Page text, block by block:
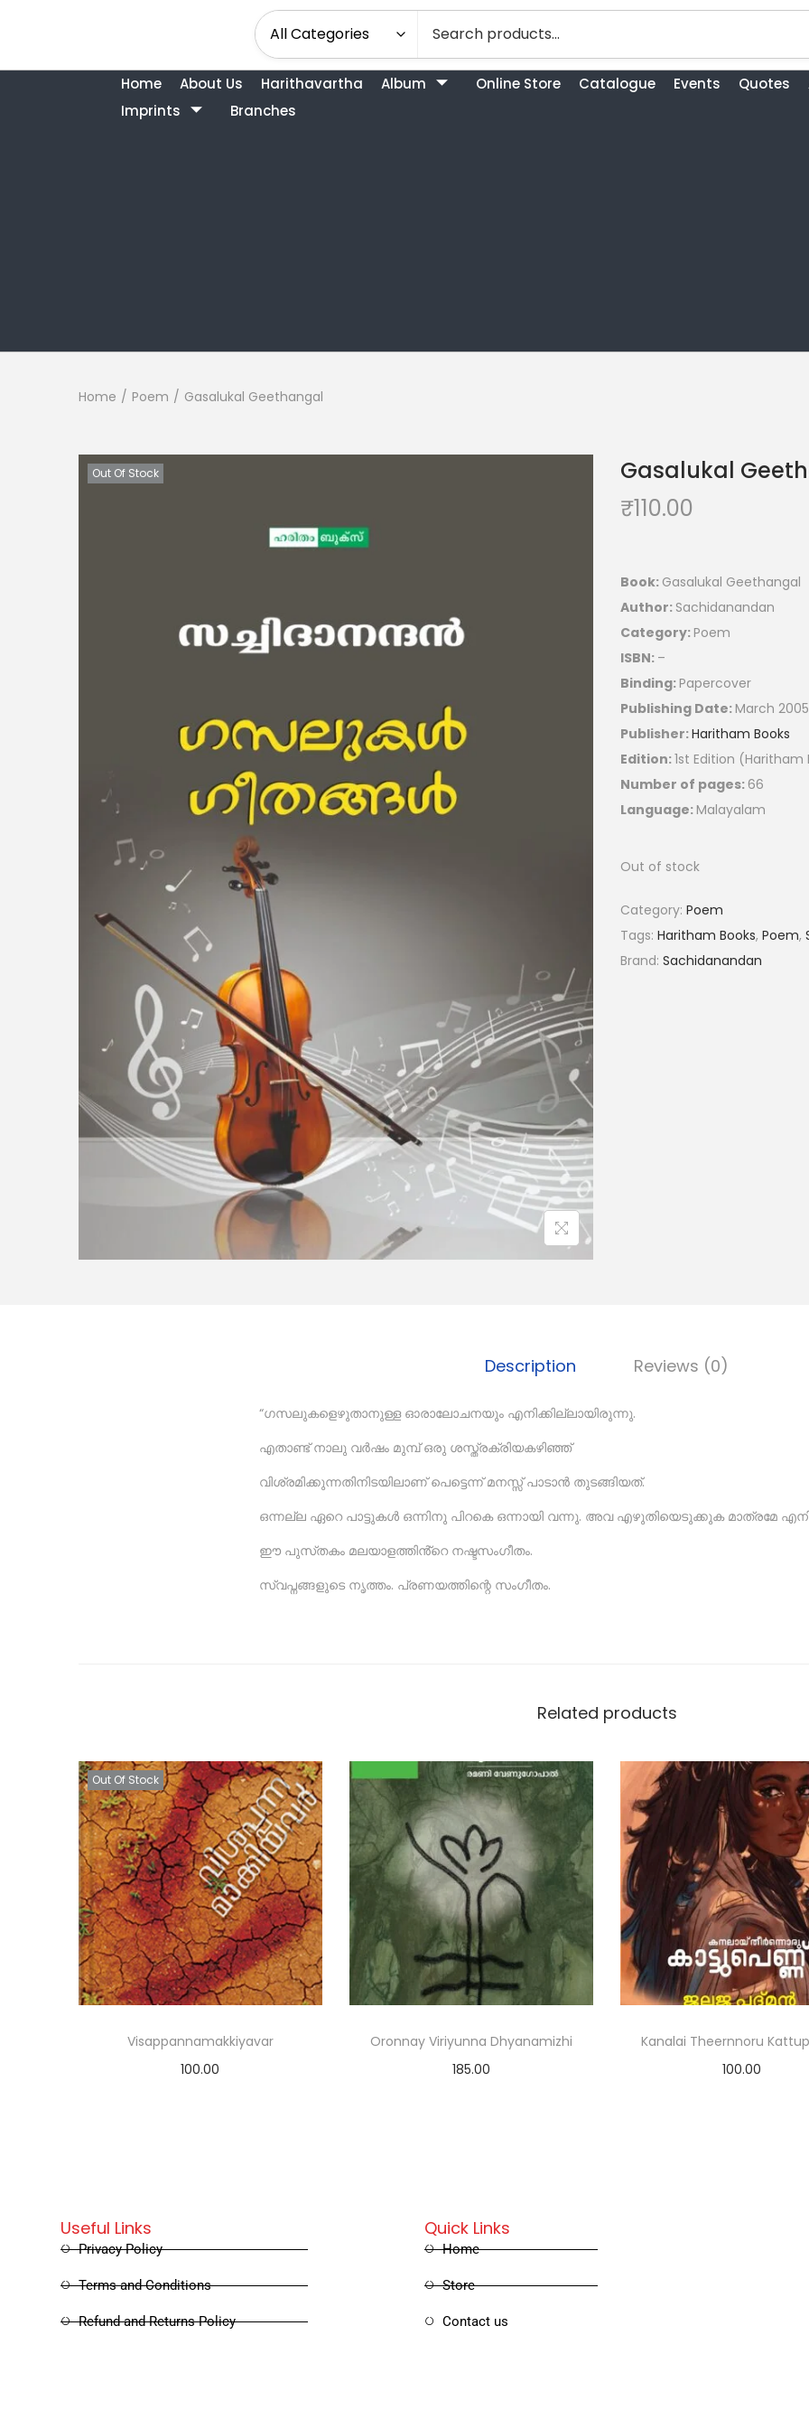
Home About Us Harithavartha Album Online Store Catalogue Events Quotes
Imprints
Branches
Home / Poem / Gasalukal Geethangal
Out Of Stock
Gasalukal
₹110.00
Book: Gasalukal Geethangal
Author: Sachidanandan
Category: Poem
ISBN: –
Binding: Papercover
Publishing Date: March 2005
Publisher:Haritham Books
Edition:1st Edition (Haritham
Number of pages: 66
Language: Malayalam
Out of stock
Category: Poem
Tags: Haritham Books, Poem,
Brand: Sachidanandan
Description Reviews (0)
“ഗസലുകളെഴുതാനുള്ള ഓരാലോചനയും എനിക്കില്ലായിരുന്നു.
എതാണ്ട് നാലു വർഷം മുമ്പ് ഒരു ശസ്ത്രക്രിയകഴിഞ്ഞ്
വിശ്രമിക്കുന്നതിനിടയിലാണ് പെട്ടെന്ന് മനസ്സ് പാടാൻ തുടങ്ങിയത്.
ഒന്നല്ല ഏറെ പാട്ടുകൾ ഒന്നിനു പിറകെ ഒന്നായി വന്നു. അവ എഴുതിയെടുക്കുക മാത്രമേ
ഈ പുസ്‌തകം മലയാളത്തിൻ്റെ നഷ്ടസംഗീതം.
സ്വ‌പ്നങ്ങളുടെ നൃത്തം. പ്രണയത്തിന്റെ സംഗീതം.
Related products
Out Of Stock
Visappannamakkiyavar
100.00
Oronnay Viriyunna Dhyanamizhi
185.00
Kanalai Theernnoru
100.00
Quick Links
Home
Store
Contact us
Useful Links
Privacy Policy
Terms and Conditions
Refund and Returns Policy